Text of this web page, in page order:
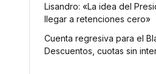
Lisandro: «La idea del
llegar a retenciones cero»
Cuenta regresiva para el
Descuentos, cuotas sin